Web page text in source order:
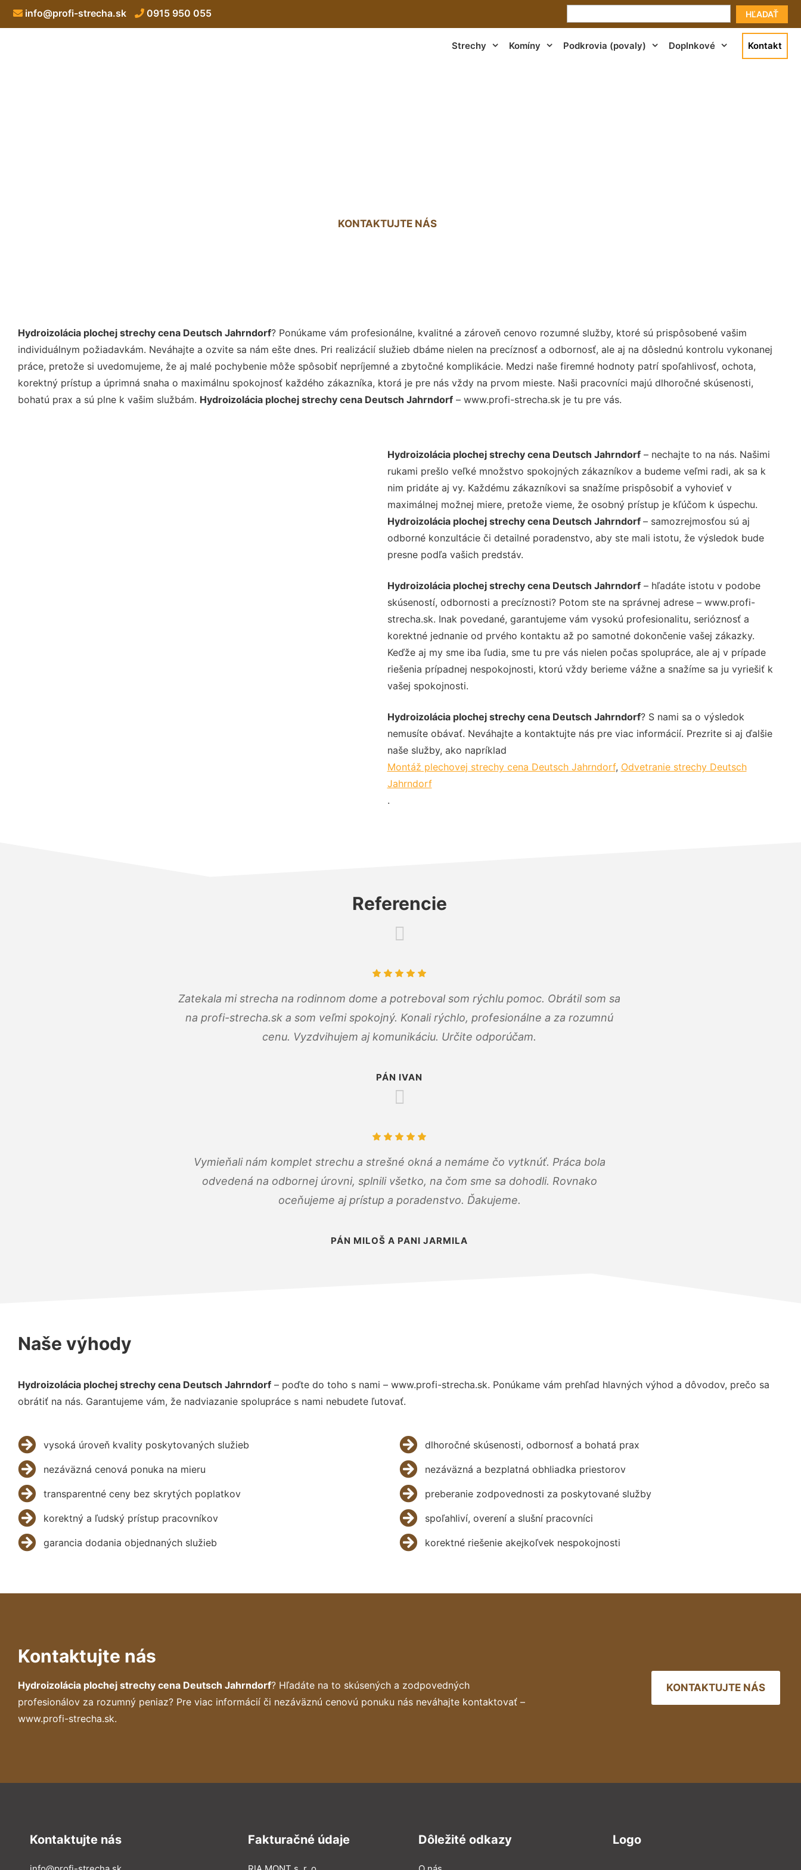
HĽADAŤ
info@profi-strecha.sk 0915 950 055
Strechy Komíny Podkrovia (povaly) Doplnkové Kontakt
KONTAKTUJTE NÁS
Hydroizolácia plochej strechy cena Deutsch Jahrndorf? Ponúkame vám profesionálne, kvalitné a zároveň cenovo rozumné služby, ktoré sú prispôsobené vašim
individuálnym požiadavkám. Neváhajte a ozvite sa nám ešte dnes. Pri realizácií služieb dbáme nielen na precíznosť a odbornosť, ale aj na dôslednú kontrolu vykonanej
práce, pretože si uvedomujeme, že aj malé pochybenie môže spôsobiť nepríjemné a zbytočné komplikácie. Medzi naše firemné hodnoty patrí spoľahlivosť, ochota,
korektný prístup a úprimná snaha o maximálnu spokojnosť každého zákazníka, ktorá je pre nás vždy na prvom mieste. Naši pracovníci majú dlhoročné skúsenosti,
bohatú prax a sú plne k vašim službám. Hydroizolácia plochej strechy cena Deutsch Jahrndorf – www.profi-strecha.sk je tu pre vás.
Hydroizolácia plochej strechy cena Deutsch Jahrndorf– nechajte to na nás. Našimi
rukami prešlo veľké množstvo spokojných zákazníkov a budeme veľmi radi, ak sa k
nim pridáte aj vy. Každému zákazníkovi sa snažíme prispôsobiť a vyhovieť v
maximálnej možnej miere, pretože vieme, že osobný prístup je kľúčom k úspechu.
Hydroizolácia plochej strechy cena Deutsch Jahrndorf – samozrejmosťou sú aj
odborné konzultácie či detailné poradenstvo, aby ste mali istotu, že výsledok bude
presne podľa vašich predstáv.
Hydroizolácia plochej strechy cena Deutsch Jahrndorf– hľadáte istotu v podobe
skúseností, odbornosti a precíznosti? Potom ste na správnej adrese – www.profi-
strecha.sk. Inak povedané, garantujeme vám vysokú profesionalitu, serióznosť a
korektné jednanie od prvého kontaktu až po samotné dokončenie vašej zákazky.
Keďže aj my sme iba ľudia, sme tu pre vás nielen počas spolupráce, ale aj v prípade
riešenia prípadnej nespokojnosti, ktorú vždy berieme vážne a snažíme sa ju vyriešiť k
vašej spokojnosti.
Hydroizolácia plochej strechy cena Deutsch Jahrndorf? S nami sa o výsledok
nemusíte obávať. Neváhajte a kontaktujte nás pre viac informácií. Prezrite si aj ďalšie
naše služby, ako napríklad
Montáž plechovej strechy cena Deutsch Jahrndorf, Odvetranie strechy Deutsch
Jahrndorf
.
Referencie
Zatekala mi strecha na rodinnom dome a potreboval som rýchlu pomoc. Obrátil som sa
na profi-strecha.sk a som veľmi spokojný. Konali rýchlo, profesionálne a za rozumnú
cenu. Vyzdvihujem aj komunikáciu. Určite odporúčam.
PÁN IVAN
Vymieňali nám komplet strechu a strešné okná a nemáme čo vytknúť. Práca bola
odvedená na odbornej úrovni, splnili všetko, na čom sme sa dohodli. Rovnako
oceňujeme aj prístup a poradenstvo. Ďakujeme.
PÁN MILOŠ A PANI JARMILA
Naše výhody
Hydroizolácia plochej strechy cena Deutsch Jahrndorf – poďte do toho s nami – www.profi-strecha.sk. Ponúkame vám prehľad hlavných výhod a dôvodov, prečo sa
obrátiť na nás. Garantujeme vám, že nadviazanie spolupráce s nami nebudete ľutovať.
vysoká úroveň kvality poskytovaných služieb
nezáväzná cenová ponuka na mieru
transparentné ceny bez skrytých poplatkov
korektný a ľudský prístup pracovníkov
garancia dodania objednaných služieb
dlhoročné skúsenosti, odbornosť a bohatá prax
nezáväzná a bezplatná obhliadka priestorov
preberanie zodpovednosti za poskytované služby
spoľahliví, overení a slušní pracovníci
korektné riešenie akejkoľvek nespokojnosti
Kontaktujte nás
Hydroizolácia plochej strechy cena Deutsch Jahrndorf? Hľadáte na to skúsených a zodpovedných
profesionálov za rozumný peniaz? Pre viac informácií či nezáväznú cenovú ponuku nás neváhajte kontaktovať –
www.profi-strecha.sk.
KONTAKTUJTE NÁS
Kontaktujte nás Fakturačné údaje Dôležité odkazy Logo